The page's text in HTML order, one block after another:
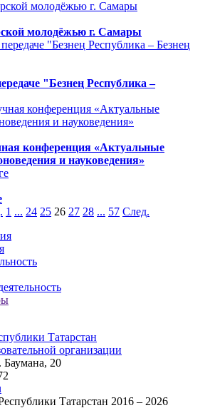
молодёжью г. Самары
"Безнең Республика –
конференция «Актуальные
и науковедения»
1 ... 24 25 26 27 28 ... 57 След.
Татарстан
организации
Баумана, 20
Татарстан 2016 – 2026